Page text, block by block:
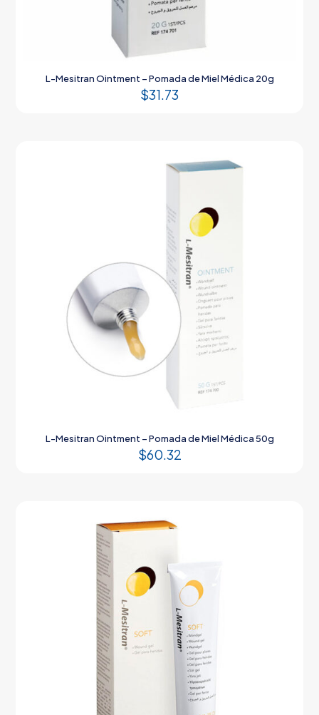
L-Mesitran Ointment – Pomada de Miel Médica 20g
$31.73
L-Mesitran Ointment – Pomada de Miel Médica 50g
$60.32